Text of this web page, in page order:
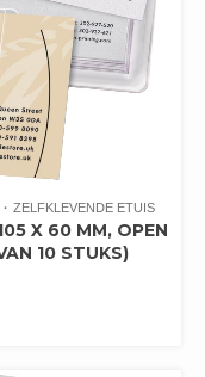
ZELFKLEVENDE ETUIS
X 60 MM, OPEN
10 STUKS)